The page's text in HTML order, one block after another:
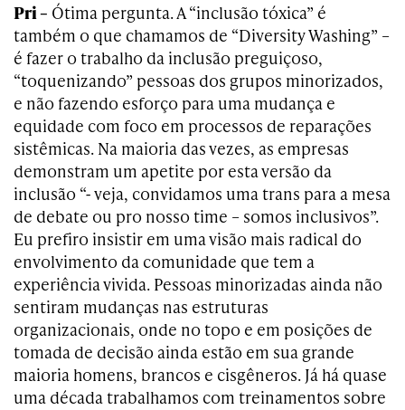
Pri – Ótima pergunta. A “inclusão tóxica” é
também o que chamamos de “Diversity Washing” –
é fazer o trabalho da inclusão preguiçoso,
“toquenizando” pessoas dos grupos minorizados,
e não fazendo esforço para uma mudança e
equidade com foco em processos de reparações
sistêmicas. Na maioria das vezes, as empresas
demonstram um apetite por esta versão da
inclusão “- veja, convidamos uma trans para a mesa
de debate ou pro nosso time – somos inclusivos”.
Eu prefiro insistir em uma visão mais radical do
envolvimento da comunidade que tem a
experiência vivida. Pessoas minorizadas ainda não
sentiram mudanças nas estruturas
organizacionais, onde no topo e em posições de
tomada de decisão ainda estão em sua grande
maioria homens, brancos e cisgêneros. Já há quase
uma década trabalhamos com treinamentos sobre